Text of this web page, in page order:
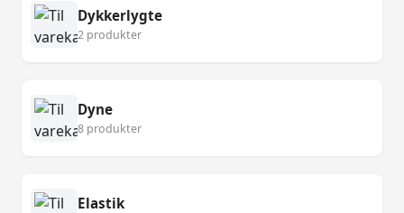
Dykkerlygte
2 produkter
Dyne
8 produkter
Elastik